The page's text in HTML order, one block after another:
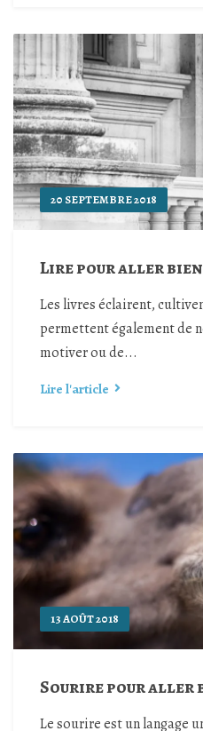
20 SEPTEMBRE 2018
Lire pour aller bien
Les livres éclairent,
permettent également de
motiver ou de...
Lire l'article
13 AOÛT 2018
Sourire pour aller
Le sourire est un langage